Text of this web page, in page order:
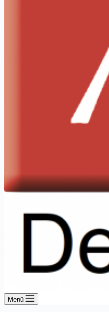
Menü